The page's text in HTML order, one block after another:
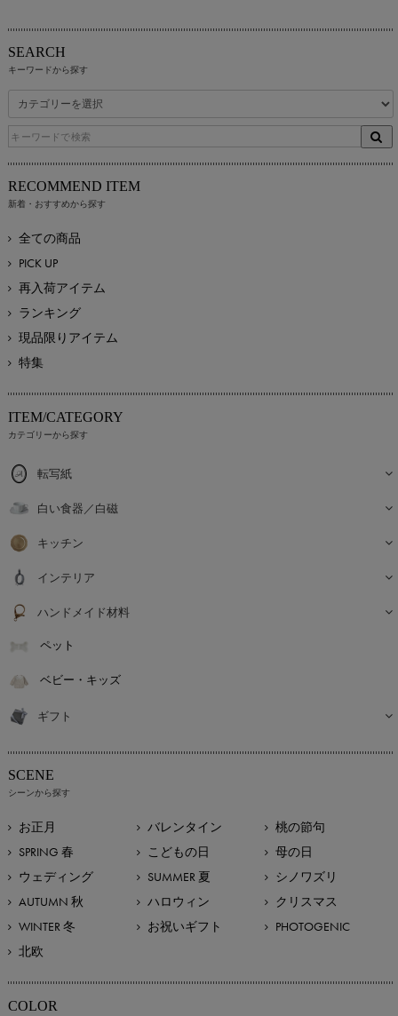
SEARCH
キーワードから探す
RECOMMEND ITEM
新着・おすすめから探す
全ての商品
PICK UP
再入荷アイテム
ランキング
現品限りアイテム
特集
ITEM/CATEGORY
カテゴリーから探す
転写紙
白い食器／白磁
キッチン
インテリア
ハンドメイド材料
ペット
ベビー・キッズ
ギフト
SCENE
シーンから探す
お正月 バレンタイン
桃の節句
SPRING 春
こどもの日
母の日
ウェディング
SUMMER 夏
シノワズリ
AUTUMN 秋
ハロウィン
クリスマス
WINTER 冬
お祝いギフト
PHOTOGENIC
北欧
COLOR